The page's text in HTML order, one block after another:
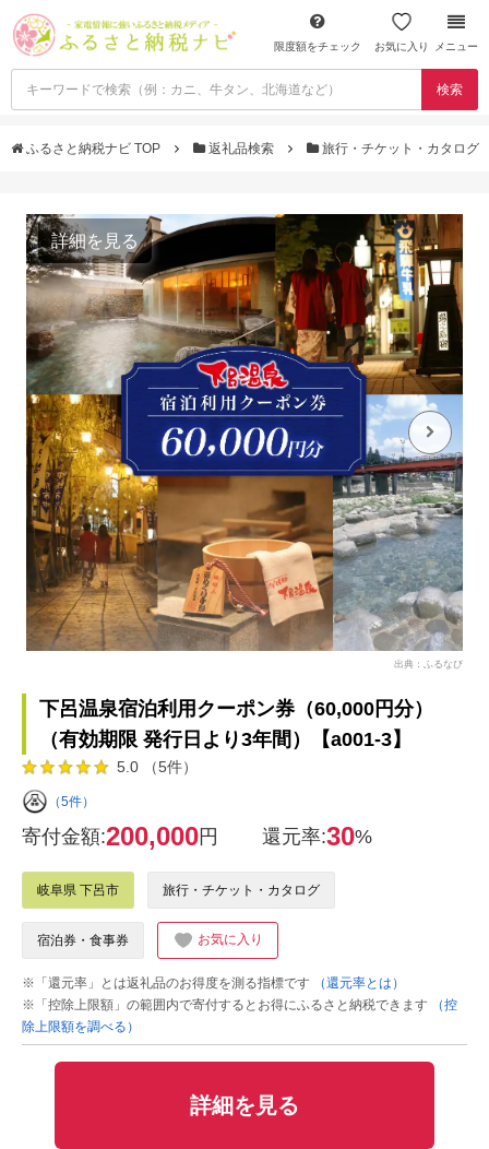
限度額をチェック お気に入り メニュー
検索
ふるさと納税ナビ TOP 返礼品検索 旅行・チケット・カタログ
詳細を見る
出典：ふるなび
下呂温泉宿泊利用クーポン券（60,000円分）
（有効期限 発行日より3年間）【a001-3】
5.0 （5件）
（5件）
寄付金額:200,000円 還元率:30%
岐阜県 下呂市 旅行・チケット・カタログ
宿泊券・食事券 お気に入り
※「還元率」とは返礼品のお得度を測る指標です
（還元率とは）
※「控除上限額」の範囲内で寄付するとお得にふるさと納税できます
（控
除上限額を調べる）
詳細を見る